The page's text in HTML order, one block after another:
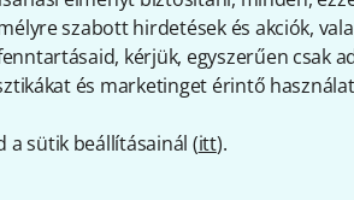
szabott hirdetések és akciók,
kérjük, egyszerűen csak
és marketinget érintő
a sütik beállításainál (itt).